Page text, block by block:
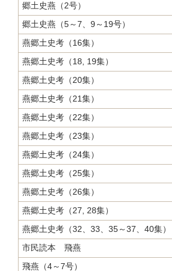
郷土史燕（2号）
郷土史燕（5～7、9～19号）
燕郷土史考（16集）
燕郷土史考（18, 19集）
燕郷土史考（20集）
燕郷土史考（21集）
燕郷土史考（22集）
燕郷土史考（23集）
燕郷土史考（24集）
燕郷土史考（25集）
燕郷土史考（26集）
燕郷土史考（27, 28集）
燕郷土史考（32、33、35～37、40集）
市民読本 飛燕
飛燕（4～7号）